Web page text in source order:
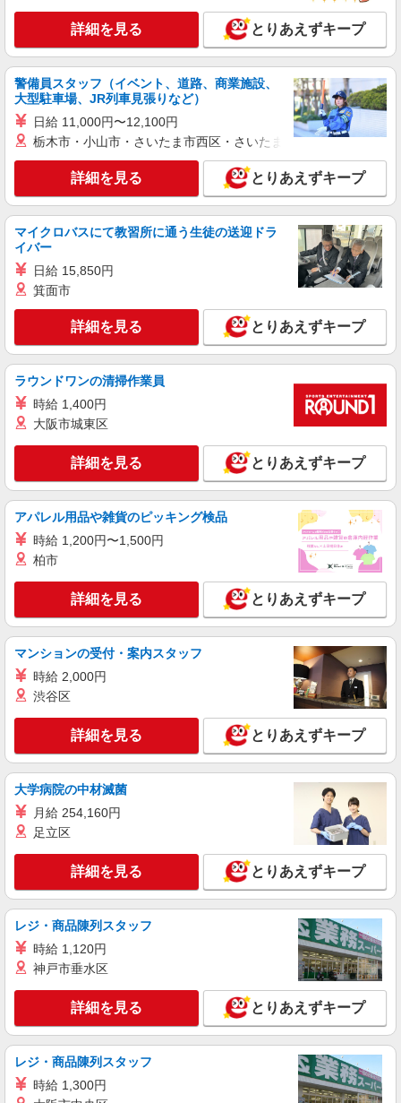
特別手当は勤続5年目までの方はさらに1万円支給
（再入社は除く） ◎賞与：基本給2.08ヶ月分/年支
給 ◎残業時は別途時間外手当支給（超過1分〜）
キープ 詳細を見る
正社員
SOMPOケア ラヴィーレレジデンス世田谷千歳台/9060ba1
介護スタッフ
【実務者研修】 月給：240,000円 年収例：330
万円〜 【初任者研修】 月給：230,300円 年収例：
320万円〜 ※職務手当、（東京都）居住支援特別
手当、日祝手当（月平均2回分）、夜勤手当（月平
均2回分）等、毎月平均的に支払われる手当を含み
ます。 ※居住支援特別手当は勤続5年目までの方
はさらに1万円支給（再入社は除く） ◎賞与：基
本給2.08ヶ月分/年支給 ◎残業時は別途時間外手当
支給（超過1分〜）
東京都世田谷区千歳台6丁目11番55号
詳細を見る
アルバイト パート
そんぽの家S 上野毛/2058bc2
★（東京都）居住支援特別手当対象求人 【介
護福祉士】時給1,700円 ◎週20時間以上勤務（社
保加入者）の場合は時給1,750円 ＊早朝夜間（〜8
時、18時〜）：時給2,103円〜 ＊日曜祝日：時給
2,000円〜 【実務者研修・初任者研修（ヘルパー1
級・2級）】時給1,620円 ◎週20時間以上勤務（社
保加入者）の場合は時給1,670円 ＊早朝夜間（〜8
時、18時〜）：時給2,025円〜 ＊日曜祝日：時給
手当は勤続5年目までの方はさらに時給＋50円（再
入社者は除く）
東京都世田谷区中町5丁目35-7
キープ 詳細を見る
正社員
SOMPOケア ラヴィーレ世田谷船橋/5012aa1
介護スタッフ
【実務者研修】 月給：269,500円 年収例：364
万円〜 【初任者研修・無資格】 月給：259,800円
年収例：351万円〜 ※職務手当、（東京都）居住
支援特別手当、日祝手当（月平均2回分）、夜勤手
当（月平均5回分）等、毎月平均的に支払われる手
当を含みます。 ※居住支援特別手当は勤続5年目
までの方はさらに1万円支給（再入社は除く） ◎
賞与：基本給2.08ヶ月分/年支給 ◎残業時は別途時
間外手当支給（超過1分〜）
東京都世田谷区船橋6-23-18
キープ 詳細を見る
そんぽの家S 上野毛駅前/2061ba1
介護スタッフ
【介護福祉士】 月給：339,300円 年収例：450
当、（東京都）居住支援特別手当、特別夜勤手
当、日祝手当（月平均2回分）、夜勤手当（月平均
5回分）等、毎月平均的に支払われる手当を含みま
す。 ※居住支援特別手当は勤続5年目までの方は
さらに1万円支給（再入社は除く） ◎賞与：基本
給2.08ヶ月分/年支給 ◎残業時は別途時間外手当支
給（超過1分〜）
東京都世田谷区上野毛3丁目12-17
キープ 詳細を見る
正社員
そんぽの家S 成城西/2060ba1
介護スタッフ
【実務者研修】 月給：255,000円 年収例：350
335万円〜 ※職務手当、（東京都）居住支援特別
手当、日祝手当（月平均2回分）、夜勤手当（月平
均5回分）等、毎月平均的に支払われる手当を含み
ます。 ※居住支援特別手当は勤続5年目までの方
はさらに1万円支給（再入社は除く） ◎賞与：基
本給2.08ヶ月分/年支給 ◎残業時は別途時間外手当
東京都世田谷区喜多見9丁目22-7
キープ 詳細を見る
正社員
そんぽの家 成城南/1015aa1
介護スタッフ
【介護福祉士】 月給：342,300円 年収例：454
万円〜 ※職務手当、特別職務手当、特別地域手
当、（東京都）居住支援特別手当、働きがい向上
手当、特別夜勤手当、日祝手当（月平均2回分）、
夜勤手当（月平均5回分）等、毎月平均的に支払わ
れる手当を含みます。 ※居住支援特別手当は勤続
キープ 詳細を見る
詳細を見る とりあえずキープ
警備員スタッフ（イベント、道路、商業施設、
大型駐車場、JR列車見張りなど）
日給 11,000円〜12,100円
栃木市・小山市・さいたま市西区・さいたま市岩槻区・久喜市・
詳細を見る とりあえずキープ
マイクロバスにて教習所に通う生徒の送迎ドラ
イバー
日給 15,850円
箕面市
詳細を見る とりあえずキープ
ラウンドワンの清掃作業員
時給 1,400円
大阪市城東区
詳細を見る とりあえずキープ
アパレル用品や雑貨のピッキング検品
時給 1,200円〜1,500円
柏市
詳細を見る とりあえずキープ
マンションの受付・案内スタッフ
時給 2,000円
渋谷区
詳細を見る とりあえずキープ
大学病院の中材滅菌
月給 254,160円
足立区
詳細を見る とりあえずキープ
レジ・商品陳列スタッフ
時給 1,120円
神戸市垂水区
詳細を見る とりあえずキープ
レジ・商品陳列スタッフ
時給 1,300円